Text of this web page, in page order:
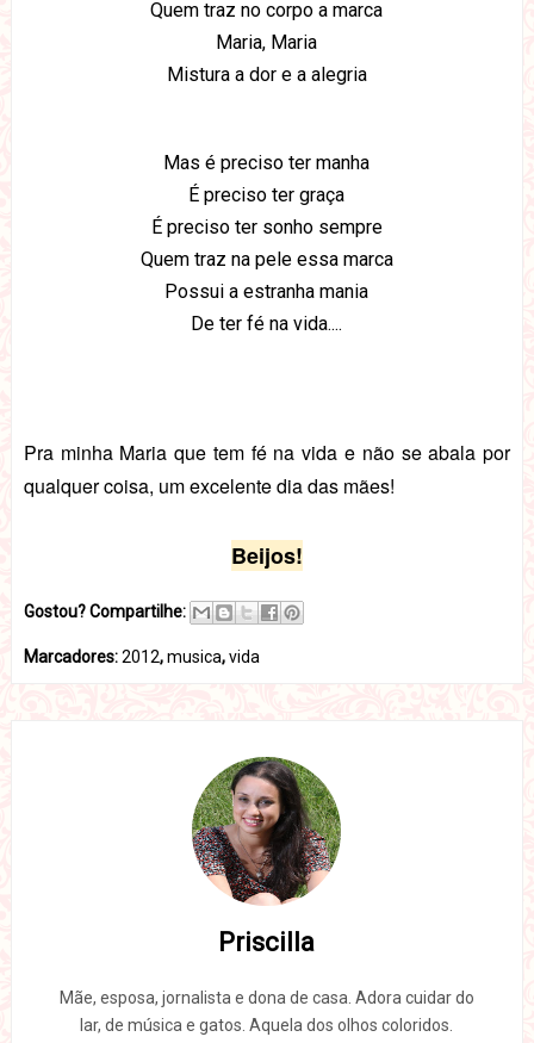
Quem traz no corpo a marca
Maria, Maria
Mistura a dor e a alegria
Mas é preciso ter manha
É preciso ter graça
É preciso ter sonho sempre
Quem traz na pele essa marca
Possui a estranha mania
De ter fé na vida....
Pra minha Maria que tem fé na vida e não se abala por
qualquer coisa, um excelente dia das mães!
Beijos!
Gostou? Compartilhe:
Marcadores:2012,musica,vida
Priscilla
Mãe, esposa, jornalista e dona de casa. Adora cuidar do
lar, de música e gatos. Aquela dos olhos coloridos.